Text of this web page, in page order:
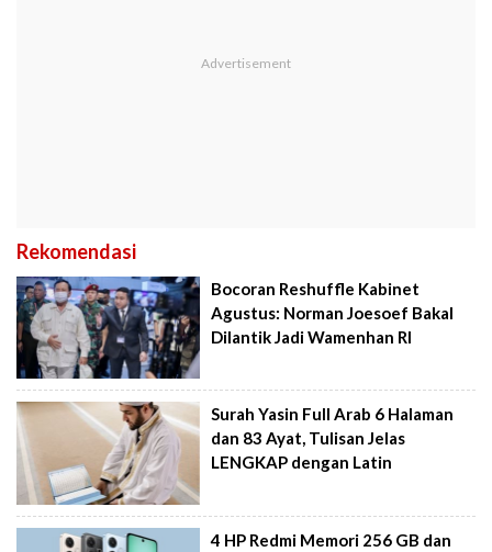
Rekomendasi
Bocoran Reshuffle Kabinet
Agustus: Norman Joesoef Bakal
Dilantik Jadi Wamenhan RI
Surah Yasin Full Arab 6 Halaman
dan 83 Ayat, Tulisan Jelas
LENGKAP dengan Latin
4 HP Redmi Memori 256 GB dan